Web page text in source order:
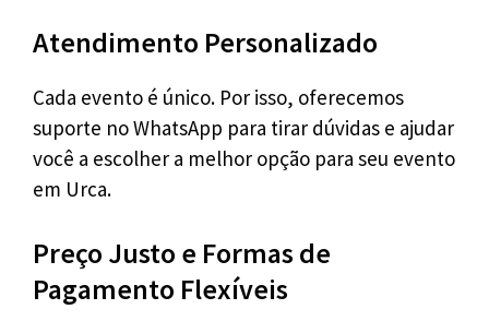
Atendimento Personalizado
Cada evento é único. Por isso, oferecemos
suporte no WhatsApp para tirar dúvidas e ajudar
você a escolher a melhor opção para seu evento
em Urca.
Preço Justo e Formas de
Pagamento Flexíveis